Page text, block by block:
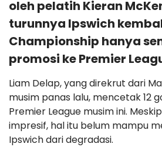
oleh pelatih Kieran
turunnya Ipswich
Championship hanya
promosi ke Premier
Liam Delap, yang direkrut dari
musim panas lalu, mencetak 12
Premier League musim ini.
impresif, hal itu belum mampu
Ipswich dari degradasi.